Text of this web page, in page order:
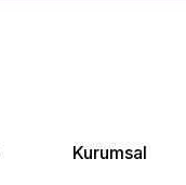
Kurumsal